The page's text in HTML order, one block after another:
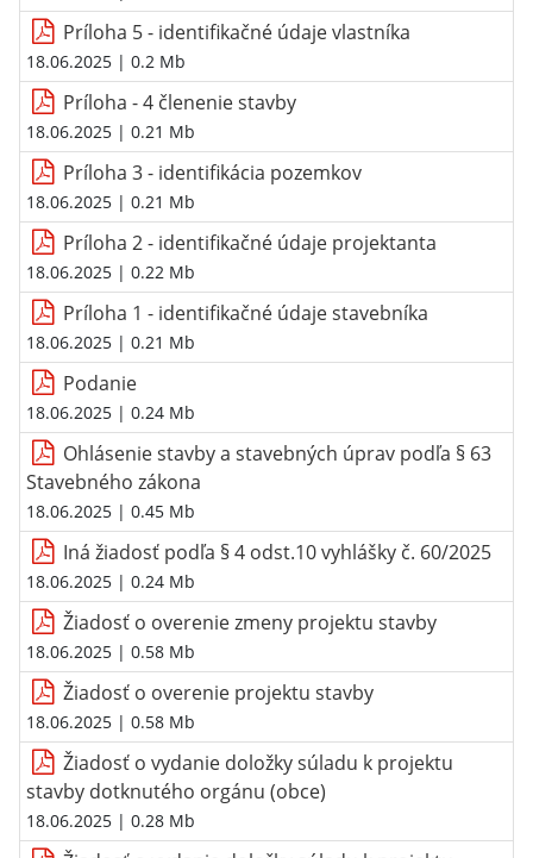
Príloha 5 - identifikačné údaje vlastníka
18.06.2025 | 0.2 Mb
Príloha - 4 členenie stavby
18.06.2025 | 0.21 Mb
Príloha 3 - identifikácia pozemkov
18.06.2025 | 0.21 Mb
Príloha 2 - identifikačné údaje projektanta
18.06.2025 | 0.22 Mb
Príloha 1 - identifikačné údaje stavebníka
18.06.2025 | 0.21 Mb
Podanie
18.06.2025 | 0.24 Mb
Ohlásenie stavby a stavebných úprav podľa § 63
Stavebného zákona
18.06.2025 | 0.45 Mb
Iná žiadosť podľa § 4 odst.10 vyhlášky č. 60/2025
18.06.2025 | 0.24 Mb
Žiadosť o overenie zmeny projektu stavby
18.06.2025 | 0.58 Mb
Žiadosť o overenie projektu stavby
18.06.2025 | 0.58 Mb
Žiadosť o vydanie doložky súladu k projektu
stavby dotknutého orgánu (obce)
18.06.2025 | 0.28 Mb